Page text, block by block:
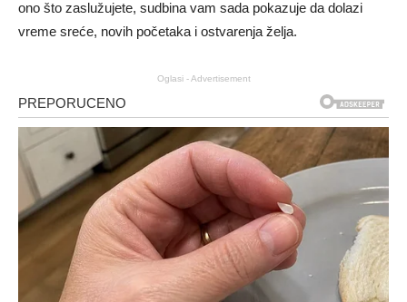
ono što zaslužujete, sudbina vam sada pokazuje da dolazi
vreme sreće, novih početaka i ostvarenja želja.
Oglasi - Advertisement